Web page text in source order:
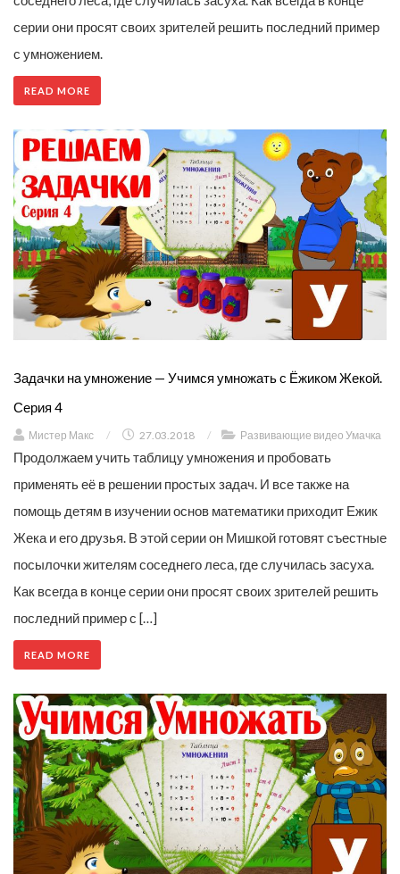
серии они просят своих зрителей решить последний пример
с умножением.
READ MORE
Задачки на умножение — Учимся умножать с Ёжиком Жекой.
Серия 4
Мистер Макс / 27.03.2018 / Развивающие видео Умачка
Продолжаем учить таблицу умножения и пробовать
применять её в решении простых задач. И все также на
помощь детям в изучении основ математики приходит Ежик
Жека и его друзья. В этой серии он Мишкой готовят съестные
посылочки жителям соседнего леса, где случилась засуха.
Как всегда в конце серии они просят своих зрителей решить
последний пример с […]
READ MORE